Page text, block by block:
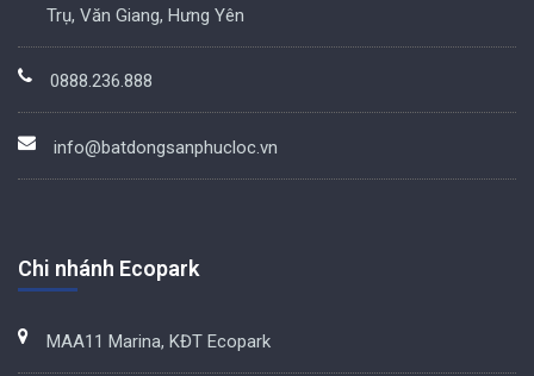
Trụ, Văn Giang, Hưng Yên
0888.236.888
info@batdongsanphucloc.vn
Chi nhánh Ecopark
MAA11 Marina, KĐT Ecopark